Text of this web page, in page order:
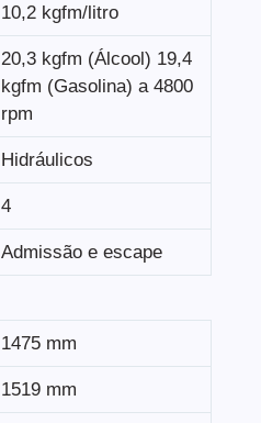
10,2 kgfm/litro
20,3 kgfm (Álcool) 19,4
kgfm (Gasolina) a 4800
rpm
Hidráulicos
4
Admissão e escape
1475 mm
1519 mm